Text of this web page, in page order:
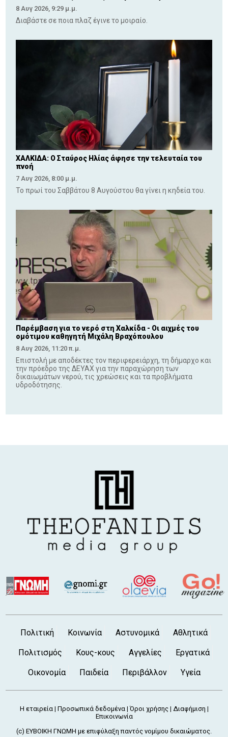
8 Αυγ 2026, 9:29 μ.μ.
Διαβάστε σε ποια πλαζ έγινε το μοιραίο.
ΧΑΛΚΙΔΑ: Ο Σταύρος Ηλίας άφησε την τελευταία του
πνοή
7 Αυγ 2026, 8:00 μ.μ.
Το πρωί του Σαββάτου 8 Αυγούστου θα γίνει η κηδεία του.
Παρέμβαση για το νερό στη Χαλκίδα - Οι αιχμές του
ομότιμου καθηγητή Μιχάλη Βραχόπουλου
8 Αυγ 2026, 11:20 π.μ.
Επιστολή με αποδέκτες τον περιφερειάρχη, τη δήμαρχο και
την πρόεδρο της ΔΕΥΑΧ για την παραχώρηση των
δικαιωμάτων νερού, τις χρεώσεις και τα προβλήματα
υδροδότησης.
Πολιτική Κοινωνία Αστυνομικά Αθλητικά
Πολιτισμός Κους-κους Αγγελίες Εργατικά
Οικονομία Παιδεία Περιβάλλον Υγεία
Η εταιρεία | Προσωπικά δεδομένα | Όροι χρήσης| Διαφήμιση |
Επικοινωνία
(c) ΕΥΒΟΙΚΗ ΓΝΩΜΗ με επιφύλαξη παντός νομίμου δικαιώματος.